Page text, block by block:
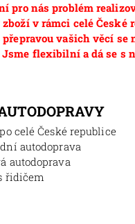
pro nás problém
v rámci celé České
vašich věcí se
Jsme flexibilní a dá se s
celé České republice
autodoprava
autodoprava
řidičem